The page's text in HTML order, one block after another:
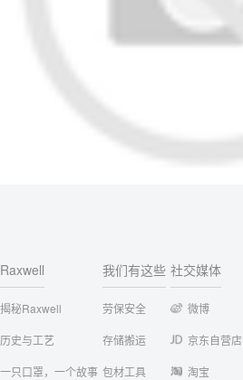
Raxwell
揭秘Raxwell
历史与工艺
一只口罩，一个故事
我们有这些
劳保安全
存储搬运
包材工具
社交媒体
微博
京东自营店
淘宝